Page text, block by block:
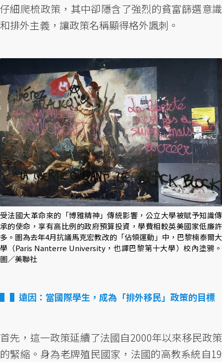
仔細爬梳政策，其中卻隱含了強烈的貧富篩選意識
和排外主義，讓政策名稱顯得格外諷刺。
受法國大革命來的「博雅精神」傳統影響，公立大學被賦予知識傳
承的使命，享有高比例的政府預算投資，學費相較英美國家低廉許
多。圖為去年4月抗議馬克宏教改的「佔領運動」中，巴黎楠泰爾大
學（Paris Nanterre University，也譯巴黎第十大學）校內塗鴉。
圖／美聯社
▌遠因：當國際學生，成為「排外移民」政策的目標
首先，這一政策延續了法國自2000年以來移民政策
的緊縮。身為老牌殖民國家，法國的高教系統自19